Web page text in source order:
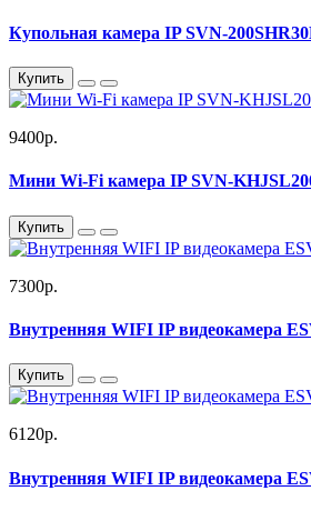
Купольная камера IP SVN-
Купить
9400р.
Мини Wi-Fi камера IP SVN-
Купить
7300р.
Внутренняя WIFI IP видеокамера
Купить
6120р.
Внутренняя WIFI IP видеокамера